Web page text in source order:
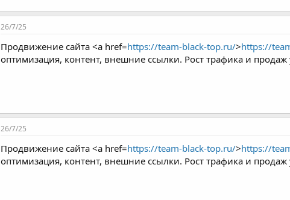
26/7/25
Продвижение сайта <a href=https://team-black-top.ru/>https://
оптимизация, контент, внешние ссылки. Рост трафика и продаж
26/7/25
Продвижение сайта <a href=https://team-black-top.ru/>https://
оптимизация, контент, внешние ссылки. Рост трафика и продаж